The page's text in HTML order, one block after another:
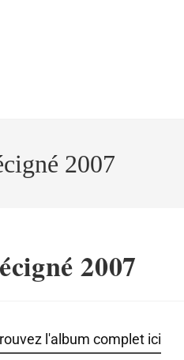
2007
2007
l'album complet ici